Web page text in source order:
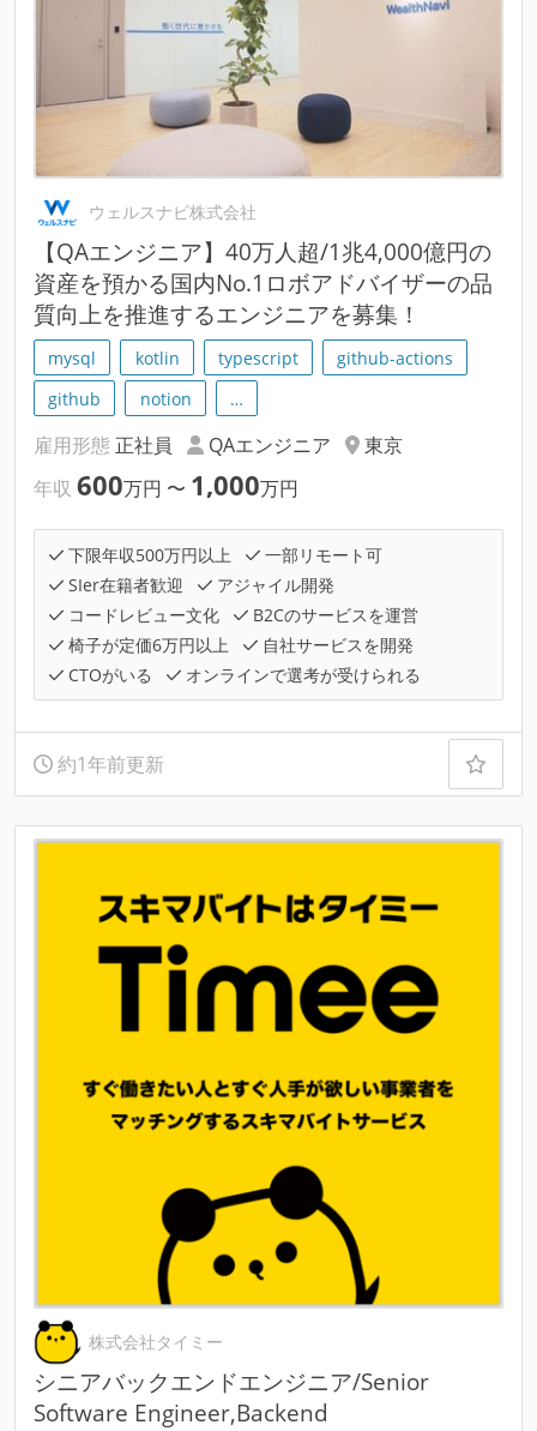
ウェルスナビ株式会社
【QAエンジニア】40万人超/1兆4,000億円の
資産を預かる国内No.1ロボアドバイザーの品
質向上を推進するエンジニアを募集！
mysql kotlin typescript
github-actions
github
notion …
雇用形態 正社員 QAエンジニア
東京
年収 600万円 〜 1,000万円
下限年収500万円以上
一部リモート可
SIer在籍者歓迎
アジャイル開発
コードレビュー文化
B2Cのサービスを運営
椅子が定価6万円以上
自社サービスを開発
CTOがいる
オンラインで選考が受けられる
約1年前更新
株式会社タイミー
シニアバックエンドエンジニア/Senior
Software Engineer,Backend